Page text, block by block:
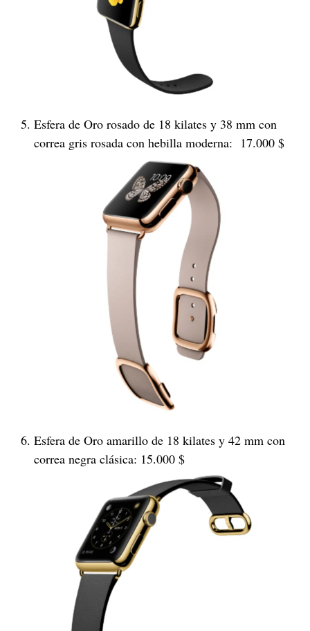
Esfera de Oro rosado de 18 kilates y 38 mm con
correa gris rosada con hebilla moderna: 17.000 $
Esfera de Oro amarillo de 18 kilates y 42 mm con
correa negra clásica: 15.000 $